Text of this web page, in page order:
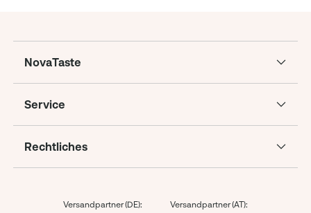
NovaTaste
Service
Rechtliches
Versandpartner (DE): Versandpartner (AT):